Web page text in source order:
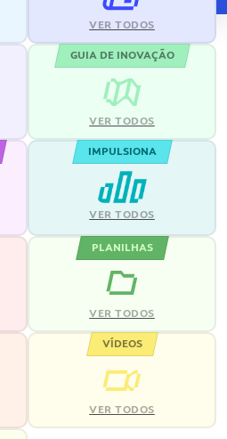
VER TODOS
GUIA DE INOVAÇÃO
VER TODOS
IMPULSIONA
VER TODOS
PLANILHAS
VER TODOS
VÍDEOS
VER TODOS